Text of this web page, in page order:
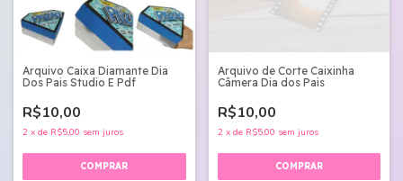
Arquivo Caixa Diamante Dia
Dos Pais Studio E Pdf
R$10,00
2 x de R$5,00 sem juros
Arquivo de Corte Caixinha
Câmera Dia dos Pais
R$10,00
2 x de R$5,00 sem juros